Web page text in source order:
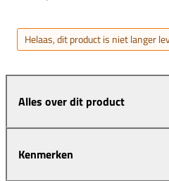
Helaas, dit product is niet langer
Alles over dit product
Kenmerken